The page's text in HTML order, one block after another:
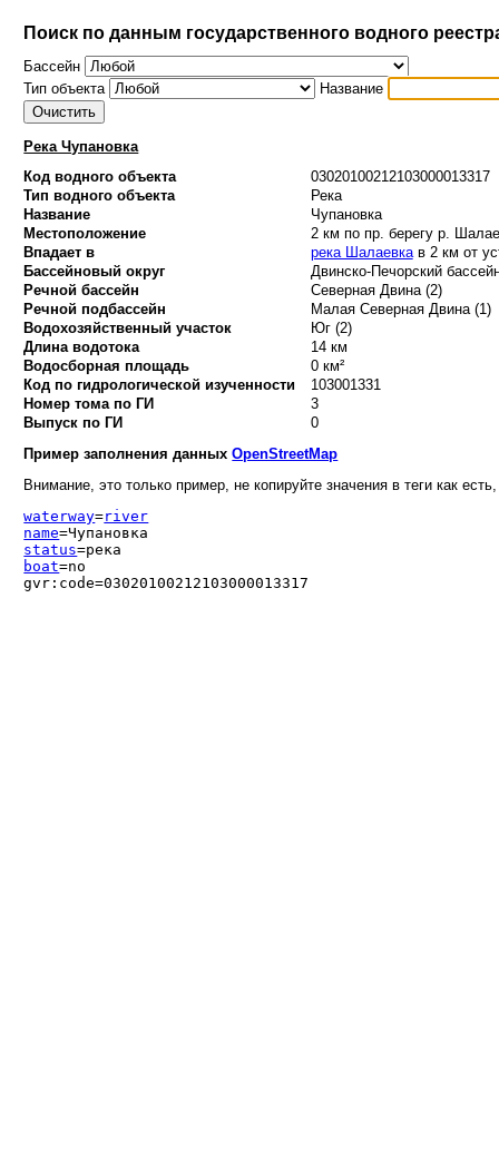
Поиск по данным государственного водного
Бассейн
Тип объекта
Название
Река Чупановка
Код водного объекта
03020100212103000013317
Тип водного объекта
Река
Название
Чупановка
Местоположение
2 км по пр. берегу р.
Впадает в
река Шалаевкав 2 км от
Бассейновый округ
Двинско-Печорский
Речной бассейн
Северная Двина (2)
Речной подбассейн
Малая Северная Двина (1)
Водохозяйственный участок
Юг (2)
Длина водотока
14 км
Водосборная площадь
0 км²
Код по гидрологической изученности
103001331
Номер тома по ГИ
3
Выпуск по ГИ
0
Пример заполнения данныхOpenStreetMap
Внимание, это только пример, не копируйте значения в теги как
waterway=river
name=Чупановка
status=река
boat=no
gvr:code=03020100212103000013317